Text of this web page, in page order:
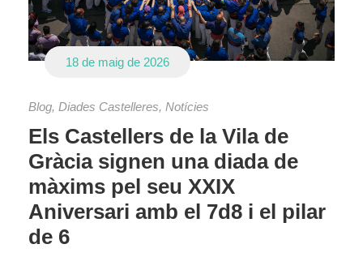
18 de maig de 2026
Blog, Diades Castelleres, Notícies
Els Castellers de la Vila de
Gràcia signen una diada de
màxims pel seu XXIX
Aniversari amb el 7d8 i el pilar
de 6